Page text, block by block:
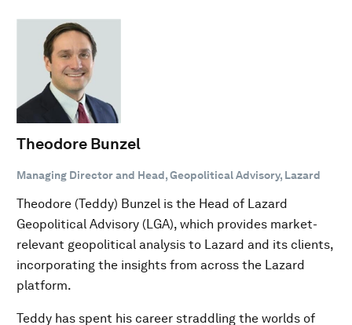
Theodore Bunzel
Managing Director and Head, Geopolitical Advisory, Lazard
Theodore (Teddy) Bunzel is the Head of Lazard
Geopolitical Advisory (LGA), which provides market-
relevant geopolitical analysis to Lazard and its clients,
incorporating the insights from across the Lazard
platform.
Teddy has spent his career straddling the worlds of